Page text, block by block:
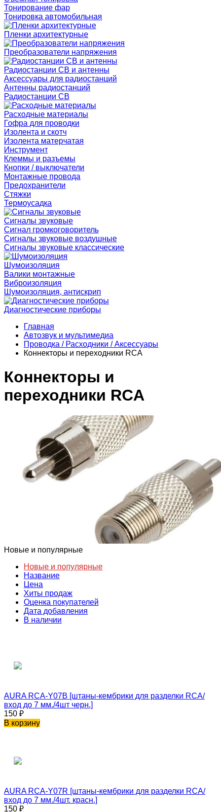
Тонирование фар
Тонировка автомобильная
Пленки архитектурные
Преобразователи напряжения
Радиостанции CB и антенны
Аксессуары для радиостанций
Антенны радиостанций
Радиостанции CB
Расходные материалы
Гофра для проводки
Изолента и скотч
Изолента матерчатая
Инструмент
Клеммы и разъемы
Кнопки / выключатели
Монтажные провода
Предохранители
Стяжки
Термоусадка
Сигналы звуковые
Сигнал громкоговоритель
Сигналы звуковые воздушные
Сигналы звуковые классические
Шумоизоляция
Валики монтажные
Виброизоляция
Шумоизоляция, антискрип
Диагностические приборы
Главная
Автозвук и мультимедиа
Проводка / Расходники / Аксессуары
Коннекторы и переходники RCA
Коннекторы и
переходники RCA
Новые и популярные
Новые и популярные
Название
Цена
Хиты продаж
Оценка покупателей
Дата добавления
В наличии
AURA RCA-Y07B [штаны-кембрики для разделки RCA/
вход до 7 мм./4шт черн.]
150 ₽
В корзину
AURA RCA-Y07R [штаны-кембрики для разделки RCA/
вход до 7 мм./4шт. красн.]
150 ₽